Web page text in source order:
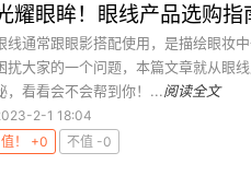
耀眼眸！眼线产品选购指
线通常跟眼影搭配使用，是描绘眼妆
扰大家的一个问题，本篇文章就从眼
，看看会不会帮到你！...阅读全文
2-1 18:04
值！ +0
不值 -0